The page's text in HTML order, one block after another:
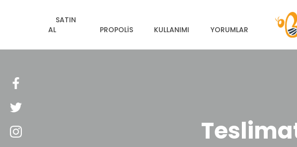
SATIN
AL
PROPOLIS KULLANIMI YORUMLAR